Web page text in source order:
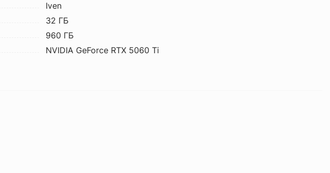
Iven
32 ГБ
960 ГБ
NVIDIA GeForce RTX 5060 Ti